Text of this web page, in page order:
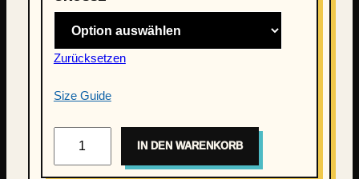
Zurücksetzen
Size Guide
IN DEN WARENKORB